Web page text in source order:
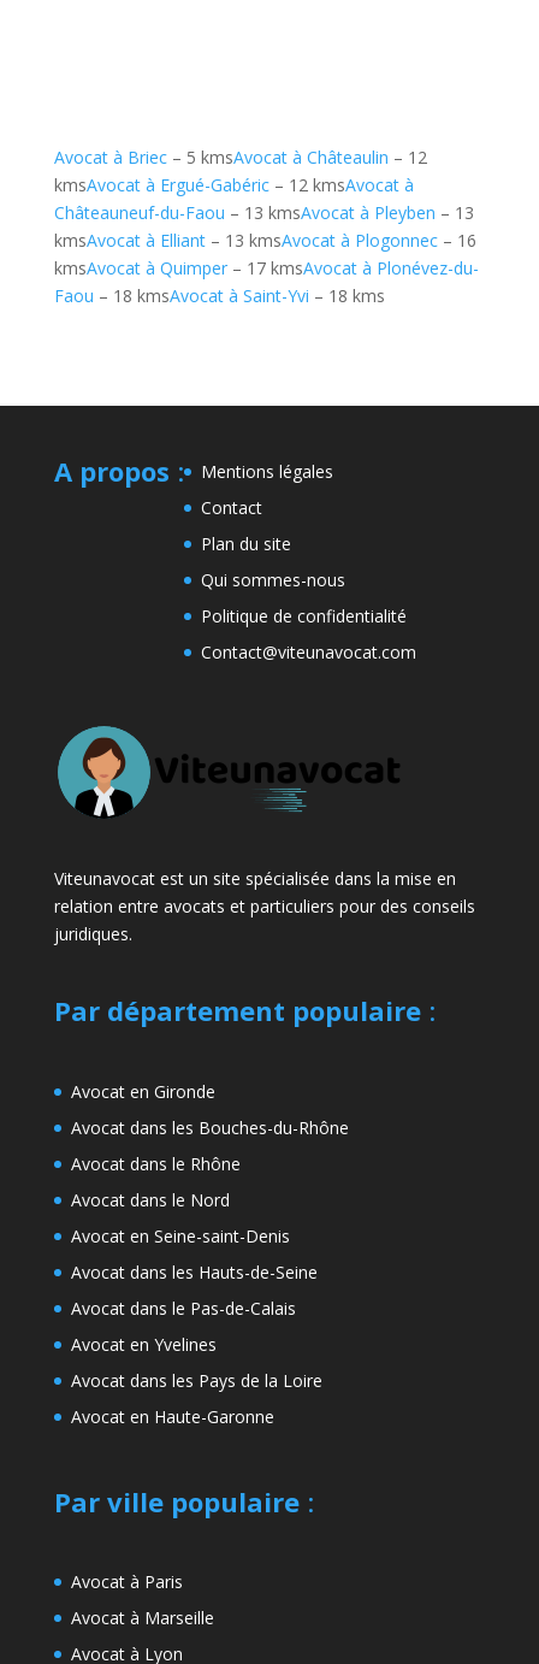
Avocat à Briec– 5 kmsAvocat à Châteaulin – 12
kmsAvocat à Ergué-Gabéric– 12 kmsAvocat à
Châteauneuf-du-Faou – 13 kmsAvocat à Pleyben – 13
kmsAvocat à Elliant– 13 kmsAvocat à Plogonnec– 16
kmsAvocat à Quimper– 17 kmsAvocat à Plonévez-du-
Faou – 18 kmsAvocat à Saint-Yvi – 18 kms
A propos :
Mentions légales
Contact
Plan du site
Qui sommes-nous
Politique de confidentialité
Contact@viteunavocat.com
Viteunavocat est un site spécialisée dans la mise en
relation entre avocats et particuliers pour des conseils
juridiques.
Par département populaire:
Avocat en Gironde
Avocat dans les Bouches-du-Rhône
Avocat dans le Rhône
Avocat dans le Nord
Avocat en Seine-saint-Denis
Avocat dans les Hauts-de-Seine
Avocat dans le Pas-de-Calais
Avocat en Yvelines
Avocat dans les Pays de la Loire
Avocat en Haute-Garonne
Par ville populaire:
Avocat à Paris
Avocat à Marseille
Avocat à Lyon